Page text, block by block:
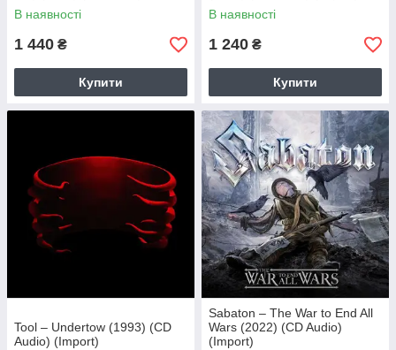
(Import)
В наявності
1 440 ₴
Купити
В наявності
1 240 ₴
Купити
Tool – Undertow (1993) (CD
Audio) (Import)
Sabaton – The War to End All
Wars (2022) (CD Audio)
(Import)